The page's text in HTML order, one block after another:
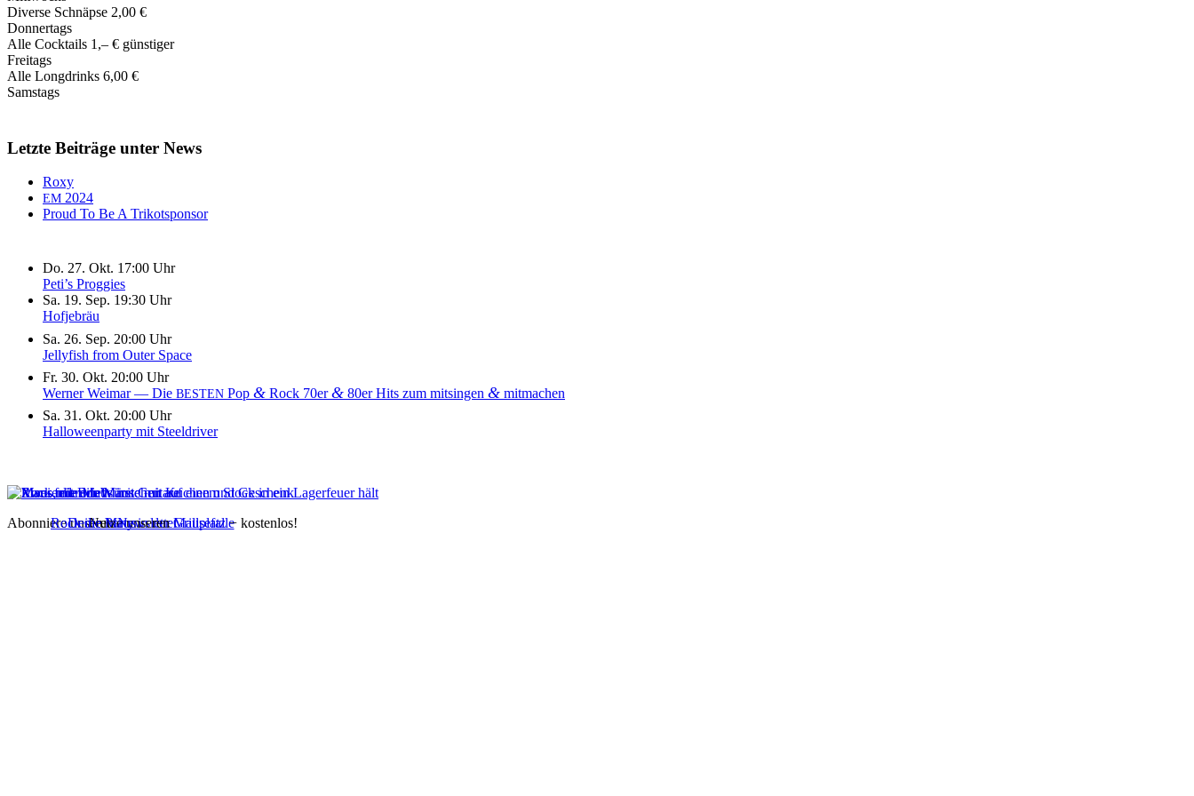
Diverse Schnäpse 2,00 €
Donnertags
Alle Cocktails 1,‒ € günstiger
Freitags
Alle Longdrinks 6,00 €
Samstags
Letzte Beiträge unter News
Roxy
EM 2024
Proud To Be A Trikotsponsor
Do. 27. Okt. 17:00 Uhr
Peti’s Proggies
Sa. 19. Sep. 19:30 Uhr
Hofjebräu
Sa. 26. Sep. 20:00 Uhr
Jellyfish from Outer Space
Fr. 30. Okt. 20:00 Uhr
Werner Weimar — Die BESTEN Pop & Rock 70er& 80er Hits zum mitsingen & mitmachen
Sa. 31. Okt. 20:00 Uhr
Halloweenparty mit Steeldriver
Abonniere unserenNewsletter
Deine Party in der Mausefalle
Nutze unserenGrillplatz− kostenlos!
Rock die Maus